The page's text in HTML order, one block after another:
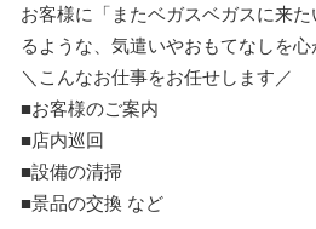
お客様に「またベガスベガスに来
るような、気遣いやおもてなしを
＼こんなお仕事をお任せします／
■お客様のご案内
■店内巡回
■設備の清掃
■景品の交換 など